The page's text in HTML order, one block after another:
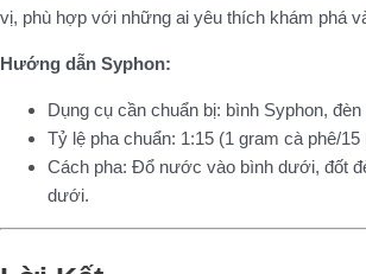
vị, phù hợp với những ai yêu thích khám phá
Hướng dẫn Syphon:
Dụng cụ cần chuẩn bị: bình Syphon,
Tỷ lệ pha chuẩn: 1:15 (1 gram cà phê/
Cách pha: Đổ nước vào bình dưới, đốt
dưới.